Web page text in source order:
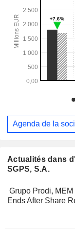
Actualités dans
SGPS, S.A.
Grupo Prodi,
Ends After Share
Agenda de la